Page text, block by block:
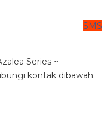
SMS
Series ~
kontak dibawah: